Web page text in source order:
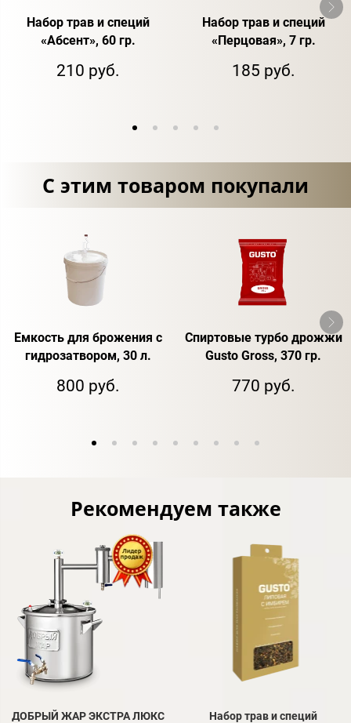
Набор трав и специй
«Абсент», 60 гр.
210 руб.
Набор трав и специй
«Перцовая», 7 гр.
185 руб.
С этим товаром покупали
Емкость для брожения с
гидрозатвором, 30 л.
800 руб.
Спиртовые турбо дрожжи
Gusto Gross, 370 гр.
770 руб.
Рекомендуем также
ДОБРЫЙ ЖАР ЭКСТРА ЛЮКС
Набор трав и специй